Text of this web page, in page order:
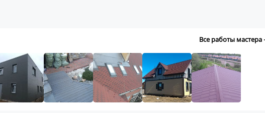
Все работы мастера